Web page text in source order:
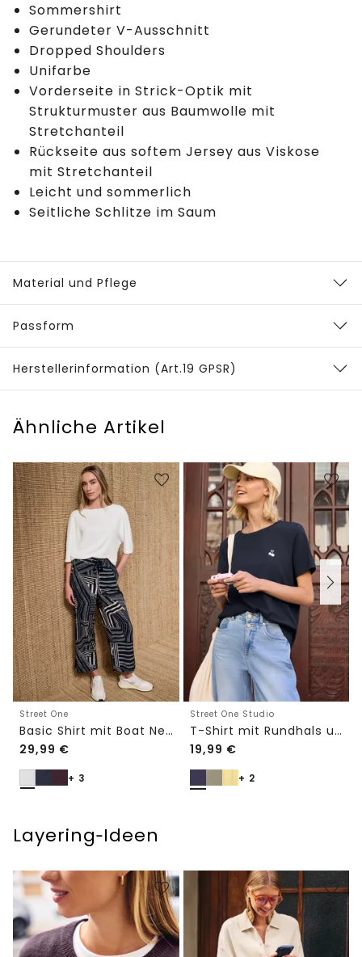
Sommershirt
Gerundeter V-Ausschnitt
Dropped Shoulders
Unifarbe
Vorderseite in Strick-Optik mit
Strukturmuster aus Baumwolle mit
Stretchanteil
Rückseite aus softem Jersey aus Viskose
mit Stretchanteil
Leicht und sommerlich
Seitliche Schlitze im Saum
Material und Pflege
Passform
Herstellerinformation (Art.19 GPSR)
Ähnliche Artikel
Street One
Basic Shirt mit Boat Neck und Elastikbund
29,99 €
+ 3
Street One Studio
T-Shirt mit Rundhals und Embroidery-Detail
19,99 €
+ 2
Layering‑Ideen